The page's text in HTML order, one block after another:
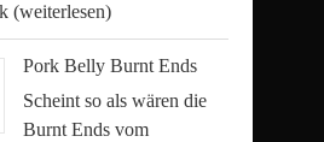
(weiterlesen)
Pork Belly Burnt Ends
Scheint so als wären die
Burnt Ends vom